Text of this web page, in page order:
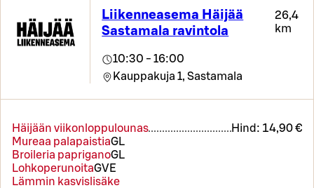
Liikenneasema Häijää
Sastamala ravintola
26,4
km
10:30 - 16:00
Kauppakuja 1, Sastamala
Häijään viikonloppulounas Hind: 14,90 €
Mureaa palapaistiaGL
Broileria papriganoGL
LohkoperunoitaGVE
Lämmin kasvislisäke